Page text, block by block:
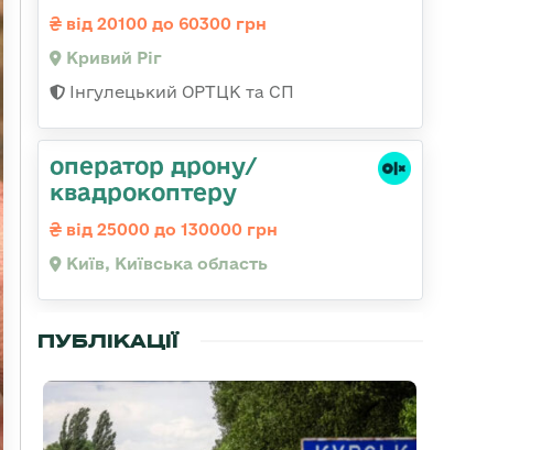
від 20100 до 60300 грн
Кривий Ріг
Інгулецький ОРТЦК та СП
оператор дрону/
квадрокоптеру
від 25000 до 130000 грн
Київ, Київська область
ПУБЛІКАЦІЇ